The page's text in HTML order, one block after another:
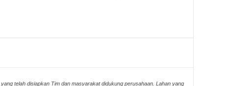
telah disiapkan Tim dan masyarakat didukung perusahaan. Lahan yang